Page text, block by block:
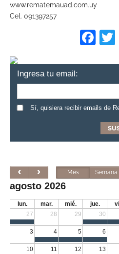
www.rematemauad.com.uy
Cel. 091397257
Ingresa tu email:
Sí, quisiera recibir emails de
Mes Semana
agosto 2026
lun. mar. mié. jue.
27
28 29 30
3 4 5 6
10 11 12 13